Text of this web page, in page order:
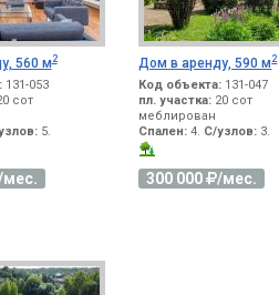
560 м2
131-053
сот
5.
Дом в аренду, 590 м2
Код объекта: 131-047
пл. участка: 20 сот
меблирован
Спален: 4. С/узлов: 3.
300 000 /мес.